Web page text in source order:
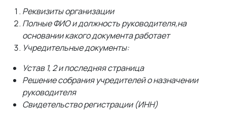
Реквизиты организации
Полные ФИО и должность руководителя,на
основании какого документа работает
Учредительные документы:
Устав 1, 2 и последняя страница
Решение собрания учредителей о назначении
руководителя
Свидетельство регистрации (ИНН)